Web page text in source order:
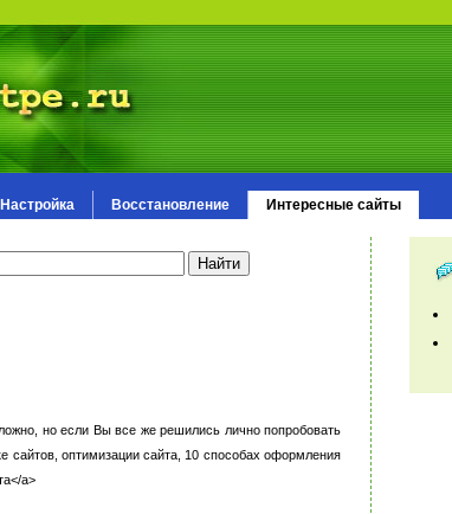
Настройка Восстановление Интересные сайты
но если Вы все же решились лично попробовать
сайтов, оптимизации сайта, 10 способах оформления
a>